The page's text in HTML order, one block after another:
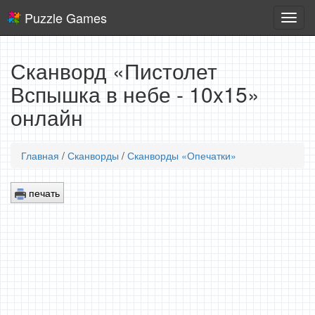
игры
Puzzle Games
Сканворд «Пистолет
Вспышка в небе - 10x15»
онлайн
Главная / Сканворды / Сканворды «Опечатки»
печать